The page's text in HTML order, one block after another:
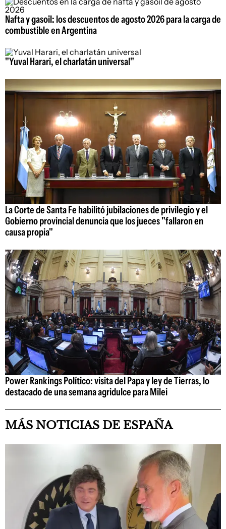
Nafta y gasoil: los descuentos de agosto 2026 para la carga de
combustible en Argentina
"Yuval Harari, el charlatán universal"
La Corte de Santa Fe habilitó jubilaciones de privilegio y el
Gobierno provincial denuncia que los jueces "fallaron en
causa propia"
Power Rankings Político: visita del Papa y ley de Tierras, lo
destacado de una semana agridulce para Milei
MÁS NOTICIAS DE ESPAÑA